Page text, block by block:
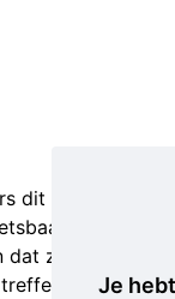
dit slachtoffer
was en
ze hoopten
Je